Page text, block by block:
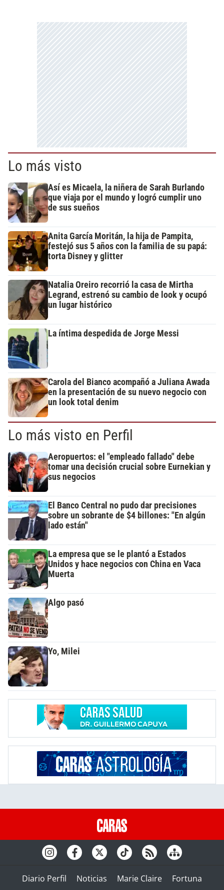
Lo más visto
Así es Micaela, la niñera de Sarah Burlando
que viaja por el mundo y logró cumplir uno
de sus sueños
Anita García Moritán, la hija de Pampita,
festejó sus 5 años con la familia de su papá:
torta Disney y glitter
Natalia Oreiro recorrió la casa de Mirtha
Legrand, estrenó su cambio de look y ocupó
un lugar histórico
La íntima despedida de Jorge Messi
Carola del Bianco acompañó a Juliana Awada
en la presentación de su nuevo negocio con
un look total denim
Lo más visto en Perfil
Aeropuertos: el "empleado fallado" debe
tomar una decisión crucial sobre Eurnekian y
sus negocios
El Banco Central no pudo dar precisiones
sobre un sobrante de $4 billones: "En algún
lado están"
La empresa que se le plantó a Estados
Unidos y hace negocios con China en Vaca
Muerta
Algo pasó
Yo, Milei
Diario Perfil Noticias Marie Claire
Fortuna